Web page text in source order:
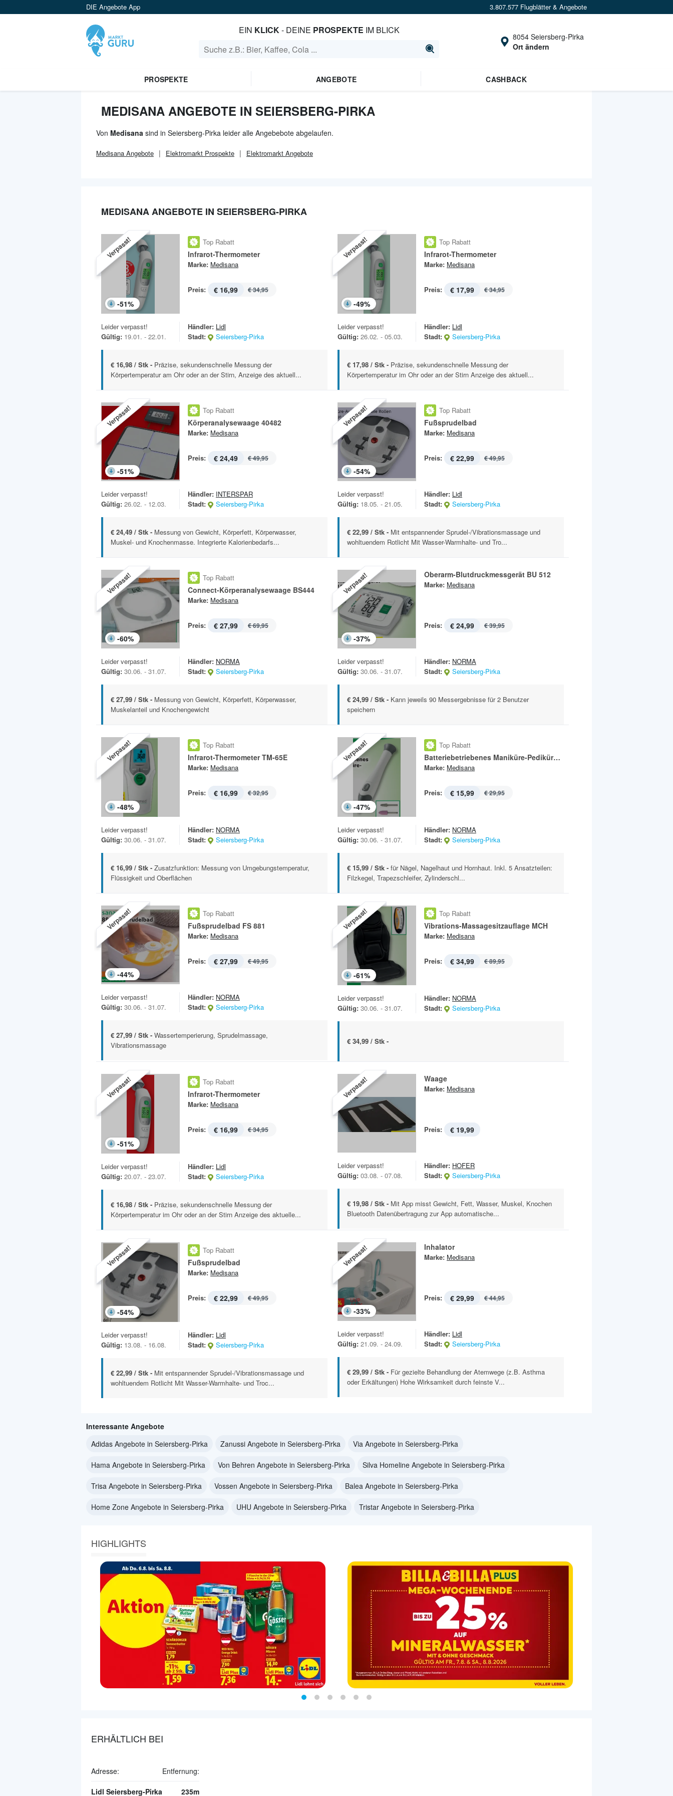
DIE Angebote App 3.807.577 Flugblätter & Angebote
EIN KLICK- DEINE PROSPEKTE IM BLICK
8054 Seiersberg-Pirka
Ort ändern
PROSPEKTE ANGEBOTE CASHBACK
MEDISANA ANGEBOTE IN SEIERSBERG-PIRKA
Von Medisana sind in Seiersberg-Pirka leider alle Angebebote abgelaufen.
Medisana Angebote Elektromarkt Prospekte Elektromarkt Angebote
MEDISANA ANGEBOTE IN SEIERSBERG-PIRKA
Verpasst!
-51%
Top Rabatt
Infrarot-Thermometer
Marke: Medisana
Preis: € 16,99 € 34,95
Leider verpasst!
Gültig: 19.01. - 22.01.
Händler: Lidl
Stadt:
Seiersberg-Pirka
€ 16,98 / Stk - Präzise, sekundenschnelle Messung der
Körpertemperatur am Ohr oder an der Stirn, Anzeige des aktuell...
Verpasst!
-49%
Top Rabatt
Infrarot-Thermometer
Marke: Medisana
Preis: € 17,99 € 34,95
Leider verpasst!
Gültig: 26.02. - 05.03.
Händler: Lidl
Stadt:
Seiersberg-Pirka
€ 17,98 / Stk - Präzise, sekundenschnelle Messung der
Körpertemperatur im Ohr oder an der Stirn Anzeige des aktuell...
Verpasst!
-51%
Top Rabatt
Körperanalysewaage 40482
Marke: Medisana
Preis: € 24,49 € 49,95
Leider verpasst!
Gültig: 26.02. - 12.03.
Händler: INTERSPAR
Stadt:
Seiersberg-Pirka
€ 24,49 / Stk - Messung von Gewicht, Körperfett, Körperwasser,
Muskel- und Knochenmasse. Integrierte Kalorienbedarfs...
Verpasst!
-54%
Top Rabatt
Fußsprudelbad
Marke: Medisana
Preis: € 22,99 € 49,95
Leider verpasst!
Gültig: 18.05. - 21.05.
Händler: Lidl
Stadt:
Seiersberg-Pirka
€ 22,99 / Stk - Mit entspannender Sprudel-/Vibrationsmassage und
wohltuendem Rotlicht Mit Wasser-Warmhalte- und Tro...
Verpasst!
-60%
Top Rabatt
Connect-Körperanalysewaage BS444
Marke: Medisana
Preis: € 27,99 € 69,95
Leider verpasst!
Gültig: 30.06. - 31.07.
Händler: NORMA
Stadt:
Seiersberg-Pirka
€ 27,99 / Stk - Messung von Gewicht, Körperfett, Körperwasser,
Muskelanteil und Knochengewicht
Verpasst!
-37%
Oberarm-Blutdruckmessgerät BU 512
Marke: Medisana
Preis: € 24,99 € 39,95
Leider verpasst!
Gültig: 30.06. - 31.07.
Händler: NORMA
Stadt:
Seiersberg-Pirka
€ 24,99 / Stk - Kann jeweils 90 Messergebnisse für 2 Benutzer
speichern
Verpasst!
-48%
Top Rabatt
Infrarot-Thermometer TM-65E
Marke: Medisana
Preis: € 16,99 € 32,95
Leider verpasst!
Gültig: 30.06. - 31.07.
Händler: NORMA
Stadt:
Seiersberg-Pirka
€ 16,99 / Stk - Zusatzfunktion: Messung von Umgebungstemperatur,
Flüssigkeit und Oberflächen
Verpasst!
-47%
Top Rabatt
Batteriebetriebenes Maniküre-Pediküre-Set MP 810
Marke: Medisana
Preis: € 15,99 € 29,95
Leider verpasst!
Gültig: 30.06. - 31.07.
Händler: NORMA
Stadt:
Seiersberg-Pirka
€ 15,99 / Stk - für Nägel, Nagelhaut und Hornhaut. Inkl. 5 Ansatzteilen:
Filzkegel, Trapezschleifer, Zylinderschl...
Verpasst!
-44%
Top Rabatt
Fußsprudelbad FS 881
Marke: Medisana
Preis: € 27,99 € 49,95
Leider verpasst!
Gültig: 30.06. - 31.07.
Händler: NORMA
Stadt:
Seiersberg-Pirka
€ 27,99 / Stk - Wassertemperierung, Sprudelmassage,
Vibrationsmassage
Verpasst!
-61%
Top Rabatt
Vibrations-Massagesitzauflage MCH
Marke: Medisana
Preis: € 34,99 € 89,95
Leider verpasst!
Gültig: 30.06. - 31.07.
Händler: NORMA
Stadt:
Seiersberg-Pirka
€ 34,99 / Stk -
Verpasst!
-51%
Top Rabatt
Infrarot-Thermometer
Marke: Medisana
Preis: € 16,99 € 34,95
Leider verpasst!
Gültig: 20.07. - 23.07.
Händler: Lidl
Stadt:
Seiersberg-Pirka
€ 16,98 / Stk - Präzise, sekundenschnelle Messung der
Körpertemperatur im Ohr oder an der Stirn Anzeige des aktuelle...
Verpasst! Waage
Marke: Medisana
Preis: € 19,99
Leider verpasst!
Gültig: 03.08. - 07.08.
Händler: HOFER
Stadt:
Seiersberg-Pirka
€ 19,98 / Stk - Mit App misst Gewicht, Fett, Wasser, Muskel, Knochen
Bluetooth Datenübertragung zur App automatische...
Verpasst!
-54%
Top Rabatt
Fußsprudelbad
Marke: Medisana
Preis: € 22,99 € 49,95
Leider verpasst!
Gültig: 13.08. - 16.08.
Händler: Lidl
Stadt:
Seiersberg-Pirka
€ 22,99 / Stk - Mit entspannender Sprudel-/Vibrationsmassage und
wohltuendem Rotlicht Mit Wasser-Warmhalte- und Troc...
Verpasst!
-33%
Inhalator
Marke: Medisana
Preis: € 29,99 € 44,95
Leider verpasst!
Gültig: 21.09. - 24.09.
Händler: Lidl
Stadt:
Seiersberg-Pirka
€ 29,99 / Stk - Für gezielte Behandlung der Atemwege (z.B. Asthma
oder Erkältungen) Hohe Wirksamkeit durch feinste V...
Interessante Angebote
Adidas Angebote in Seiersberg-Pirka
Zanussi Angebote in Seiersberg-Pirka Via Angebote in Seiersberg-Pirka
Hama Angebote in Seiersberg-Pirka Von Behren Angebote in Seiersberg-Pirka Silva Homeline Angebote in Seiersberg-Pirka
Trisa Angebote in Seiersberg-Pirka Vossen Angebote in Seiersberg-Pirka Balea Angebote in Seiersberg-Pirka
Home Zone Angebote in Seiersberg-Pirka UHU Angebote in Seiersberg-Pirka Tristar Angebote in Seiersberg-Pirka
HIGHLIGHTS
ERHÄLTLICH BEI
Adresse: Entfernung:
Lidl Seiersberg-Pirka 235m